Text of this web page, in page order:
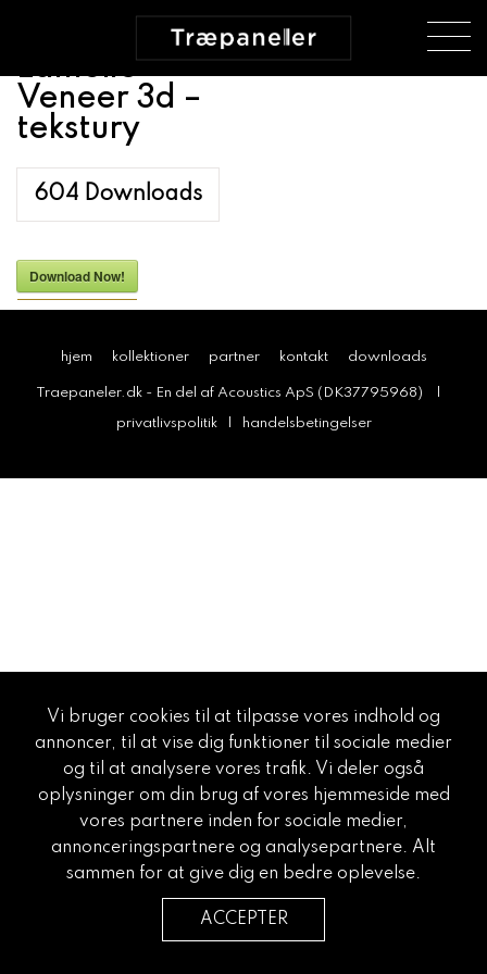
Vi bruger cookies til at tilpasse vores indhold og
annoncer, til at vise dig funktioner til sociale medier
og til at analysere vores trafik. Vi deler også
oplysninger om din brug af vores hjemmeside med
vores partnere inden for sociale medier,
annonceringspartnere og analysepartnere. Alt
sammen for at give dig en bedre oplevelse.
ACCEPTER
Lamelio
Veneer 3d –
tekstury
604 Downloads
Download Now!
hjem kollektioner partner kontakt downloads
Traepaneler.dk - En del af Acoustics ApS (DK37795968) |
privatlivspolitik| handelsbetingelser